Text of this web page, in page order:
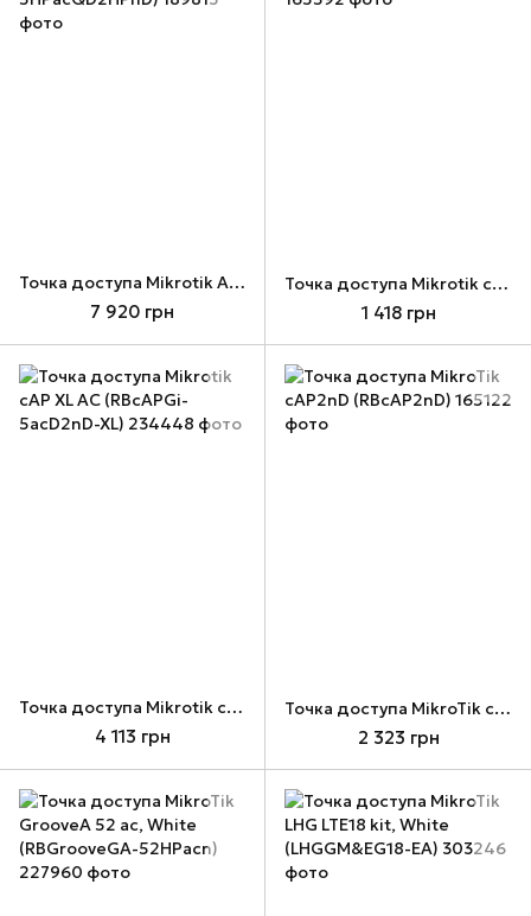
Точка доступа Mikrotik Audience (RBD25G-5HPacQD2HPnD)
7 920 грн
Точка доступа Mikrotik cAP lite (RBcAPL-2nD)
1 418 грн
Точка доступа Mikrotik cAP XL AC (RBcAPGi-5acD2nD-XL)
4 113 грн
Точка доступа MikroTik cAP2nD (RBcAP2nD)
2 323 грн